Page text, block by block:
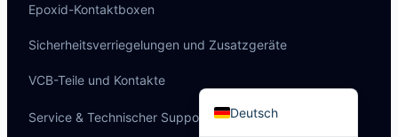
Epoxid-Kontaktboxen
Sicherheitsverriegelungen und Zusatzgeräte
VCB-Teile und Kontakte
Service & Technischer Support Deutsch
हिन्दी